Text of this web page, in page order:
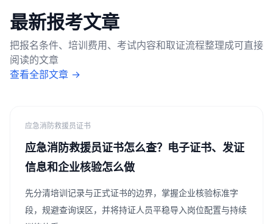
最新报考文章
把报名条件、培训费用、考试内容和取证流程整理成可直接
阅读的文章
查看全部文章 →
应急消防救援员证书
应急消防救援员证书怎么查？电子证书、发证
信息和企业核验怎么做
先分清培训记录与正式证书的边界，掌握企业核验标准字
段，规避查询误区，并将持证人员平稳导入岗位配置与持续